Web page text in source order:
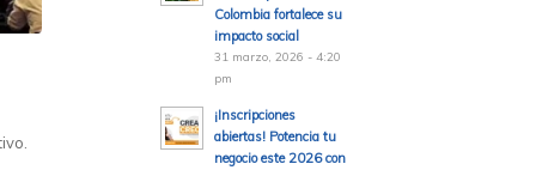
Colombia fortalece su
impacto social
31 marzo, 2026 - 4:20
pm
¡Inscripciones
abiertas! Potencia tu
negocio este 2026 con